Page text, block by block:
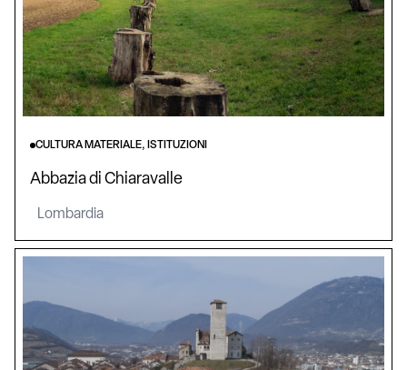
CULTURA MATERIALE, ISTITUZIONI
Abbazia di Chiaravalle
Lombardia